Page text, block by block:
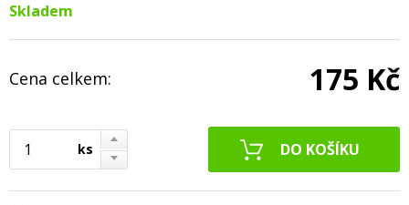
Skladem
Cena celkem: 175 Kč
ks